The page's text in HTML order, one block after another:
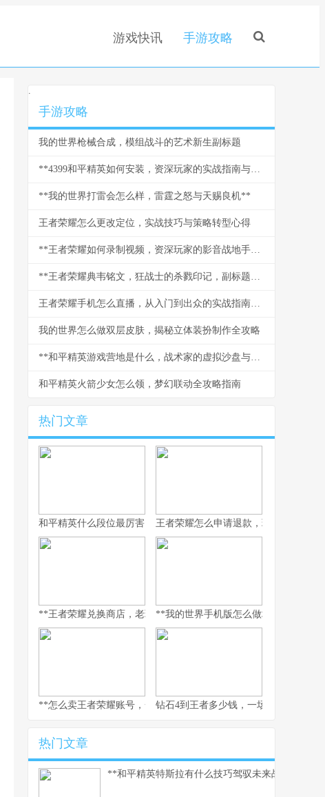
游戏快讯 手游攻略
.
手游攻略
我的世界枪械合成，模组战斗的艺术新生副标题
**4399和平精英如何安装，资深玩家的实战指南与心得副标题**
**我的世界打雷会怎么样，雷霆之怒与天赐良机**
王者荣耀怎么更改定位，实战技巧与策略转型心得
**王者荣耀如何录制视频，资深玩家的影音战地手册**
**王者荣耀典韦铭文，狂战士的杀戮印记，副标题野蛮力量的终极承载**
王者荣耀手机怎么直播，从入门到出众的实战指南，副标题，资深玩家带你玩转移动端直播
我的世界怎么做双层皮肤，揭秘立体装扮制作全攻略
**和平精英游戏营地是什么，战术家的虚拟沙盘与社交枢纽**
和平精英火箭少女怎么领，梦幻联动全攻略指南
热门文章
和平精英什么段位最厉害，探寻段位背后的实力真相，副标题，巅
王者荣耀怎么申请退款，玩家权益守
**王者荣耀兑换商店，老玩家的策略与情怀之地，副标题，积攒与
**我的世界手机版怎么做地狱门，手机
**怎么卖王者荣耀账号，一个资深玩家的实操指南，副标题，安全
钻石4到王者多少钱，一场排位代练的
热门文章
**和平精英特斯拉有什么技巧驾驭未来战场的磁暴